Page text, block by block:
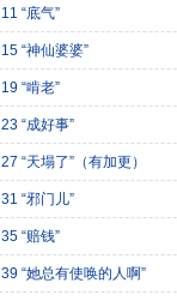
11 “底气”
15 “神仙婆婆”
19 “啃老”
23 “成好事”
27 “天塌了”（有加更）
31 “邪门儿”
35 “赔钱”
39 “她总有使唤的人啊”